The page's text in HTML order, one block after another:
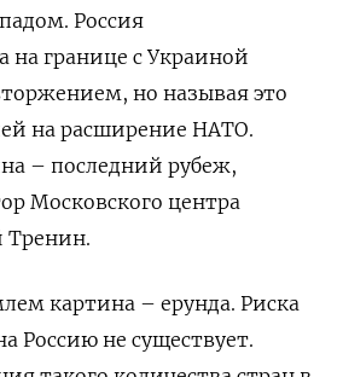
Россия
на границе с Украиной
но называя это
на расширение НАТО.
– последний рубеж,
Московского центра
Тренин.
картина – ерунда. Риска
Россию не существует.